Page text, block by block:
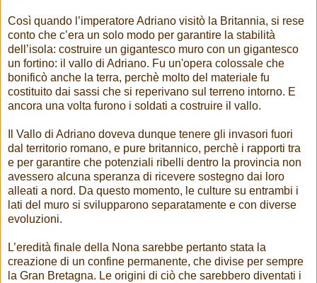
Così quando l’imperatore Adriano visitò la Britannia, si rese
conto che c’era un solo modo per garantire la stabilità
dell’isola: costruire un gigantesco muro con un gigantesco
un fortino: il vallo di Adriano. Fu un'opera colossale che
bonificò anche la terra, perchè molto del materiale fu
costituito dai sassi che si reperivano sul terreno intorno. E
ancora una volta furono i soldati a costruire il vallo.
Il Vallo di Adriano doveva dunque tenere gli invasori fuori
dal territorio romano, e pure britannico, perchè i rapporti tra
e per garantire che potenziali ribelli dentro la provincia non
avessero alcuna speranza di ricevere sostegno dai loro
alleati a nord. Da questo momento, le culture su entrambi i
lati del muro si svilupparono separatamente e con diverse
evoluzioni.
L’eredità finale della Nona sarebbe pertanto stata la
creazione di un confine permanente, che divise per sempre
la Gran Bretagna. Le origini di ciò che sarebbero diventati i